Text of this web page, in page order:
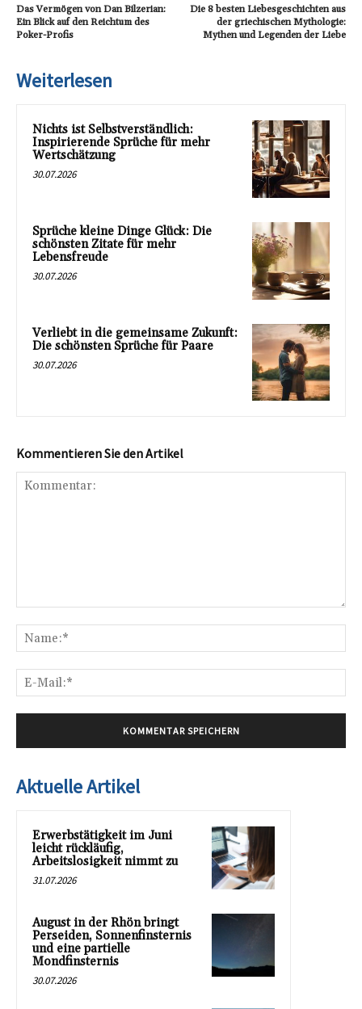
Das Vermögen von Dan Bilzerian:
Ein Blick auf den Reichtum des
Poker-Profis
Die 8 besten Liebesgeschichten aus
der griechischen Mythologie:
Mythen und Legenden der Liebe
Weiterlesen
Nichts ist Selbstverständlich:
Inspirierende Sprüche für mehr
Wertschätzung
30.07.2026
Sprüche kleine Dinge Glück: Die
schönsten Zitate für mehr
Lebensfreude
30.07.2026
Verliebt in die gemeinsame Zukunft:
Die schönsten Sprüche für Paare
30.07.2026
Kommentieren Sie den Artikel
Aktuelle Artikel
Erwerbstätigkeit im Juni
leicht rückläufig,
Arbeitslosigkeit nimmt zu
31.07.2026
August in der Rhön bringt
Perseiden, Sonnenfinsternis
und eine partielle
Mondfinsternis
30.07.2026